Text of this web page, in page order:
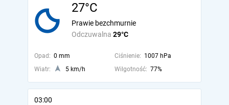
27°C
Odczuwalna 29°C
Prawie bezchmurnie
Opad: 0 mm Ciśnienie: 1007 hPa
Wiatr:
5 km/h Wilgotność: 77%
03:00